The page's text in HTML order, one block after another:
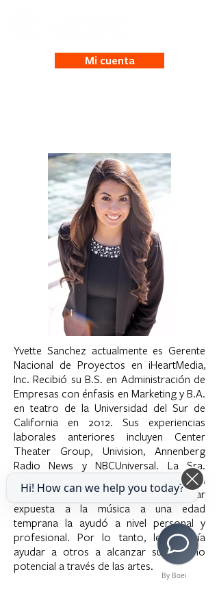
Mi cuenta
Yvette Sanchez actualmente es Gerente
Nacional de Proyectos en iHeartMedia,
Inc. Recibió su B.S. en Administración de
Empresas con énfasis en Marketing y B.A.
en teatro de la Universidad del Sur de
California en 2012. Sus experiencias
laborales anteriores incluyen Center
Theater Group, Univision, Annenberg
Radio News y NBCUniversal. La Sra.
Sánchez siempre ha expresado su pasión
por las artes y realmente cree que estar
expuesta a la música a una edad
temprana la ayudó a nivel personal y
profesional. Por lo tanto, le gustaría
ayudar a otros a alcanzar su máximo
potencial a través de las artes.
By Boei
Hi! How can we help you today?